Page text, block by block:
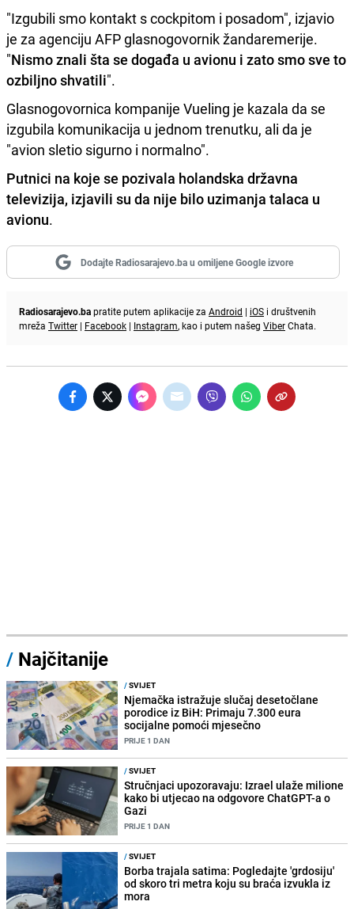
"Izgubili smo kontakt s cockpitom i posadom", izjavio
je za agenciju AFP glasnogovornik žandaremerije.
"Nismo znali šta se događa u avionu i zato smo sve to
ozbiljno shvatili".
Glasnogovornica kompanije Vueling je kazala da se
izgubila komunikacija u jednom trenutku, ali da je
"avion sletio sigurno i normalno".
Putnici na koje se pozivala holandska državna
televizija, izjavili su da nije bilo uzimanja talaca u
avionu.
Dodajte Radiosarajevo.ba u omiljene Google izvore
Radiosarajevo.bapratite putem aplikacije za Android | iOS i društvenih
mreža Twitter | Facebook | Instagram, kao i putem našeg ViberChata.
/ Najčitanije
/SVIJET
Njemačka istražuje slučaj desetočlane
porodice iz BiH: Primaju 7.300 eura
socijalne pomoći mjesečno
PRIJE 1 DAN
/SVIJET
Stručnjaci upozoravaju: Izrael ulaže milione
kako bi utjecao na odgovore ChatGPT-a o
Gazi
PRIJE 1 DAN
/SVIJET
Borba trajala satima: Pogledajte 'grdosiju'
od skoro tri metra koju su braća izvukla iz
mora